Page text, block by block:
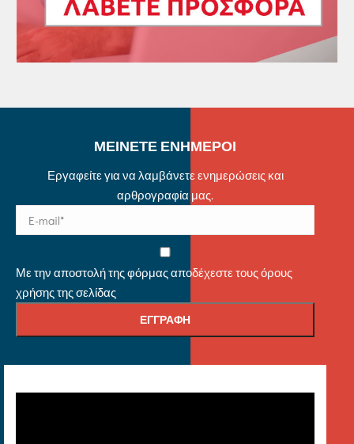
ΜΕΙΝΕΤΕ ΕΝΗΜΕΡΟΙ
Εργαφείτε για να λαμβάνετε ενημερώσεις και
αρθρογραφία μας.
Με την αποστολή της φόρμας αποδέχεστε τους όρους
χρήσης της σελίδας